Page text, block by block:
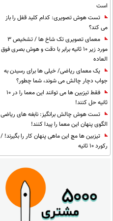
است
تست هوش تصویری: کدام کلید قفل را باز
می کند؟
معمای تصویری تک شاخ ها / تشخیص 3
مورد زیر 10 ثانیه برابر با دقت و هوش بصری فوق
العاده
یک معمای ریاضی/ خیلی ها برای رسیدن به
جواب دچار چالش می شوند، شما چطور؟
فقط تیزبین ها می توانند این معما را در 10
ثانیه حل کنند!
تست هوش چالش برانگیز: نابغه های ریاضی
الگوی پنهان این معما را پیدا کنند!
تیزبین ها مچ این ماهی پنهان کار را بگیرند! /
رکورد 10 ثانیه